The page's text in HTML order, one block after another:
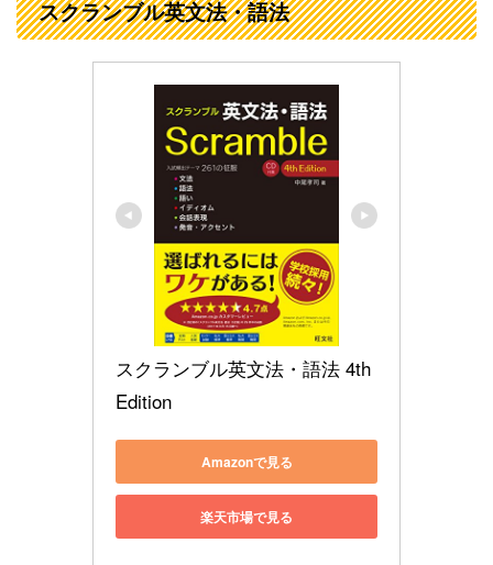
スクランブル英文法・語法
スクランブル英文法・語法 4th
Edition
Amazonで見る
楽天市場で見る